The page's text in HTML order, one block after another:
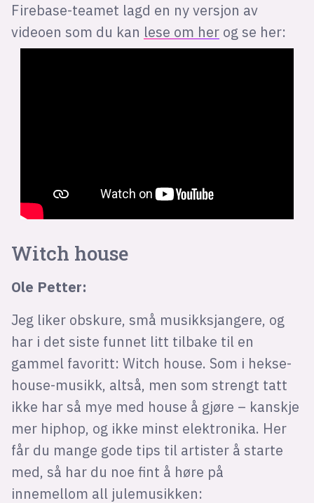
Firebase-teamet lagd en ny versjon av
videoen som du kan lese om herog se her:
Witch house
Ole Petter:
Jeg liker obskure, små musikksjangere, og
har i det siste funnet litt tilbake til en
gammel favoritt: Witch house. Som i hekse-
house-musikk, altså, men som strengt tatt
ikke har så mye med house å gjøre – kanskje
mer hiphop, og ikke minst elektronika. Her
får du mange gode tips til artister å starte
med, så har du noe fint å høre på
innemellom all julemusikken: